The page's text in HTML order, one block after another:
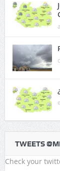
TWEETS
Check your